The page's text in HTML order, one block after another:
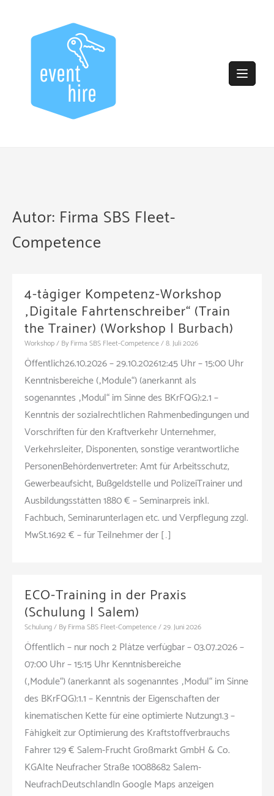
Autor: Firma SBS Fleet-
Competence
4-tägiger Kompetenz-Workshop
„Digitale Fahrtenschreiber“ (Train
the Trainer) (Workshop | Burbach)
Workshop/ By Firma SBS Fleet-Competence/8. Juli 2026
Öffentlich26.10.2026 – 29.10.202612:45 Uhr – 15:00 Uhr
Kenntnisbereiche („Module“) (anerkannt als
sogenanntes „Modul“ im Sinne des BKrFQG):2.1 –
Kenntnis der sozialrechtlichen Rahmenbedingungen und
Vorschriften für den Kraftverkehr Unternehmer,
Verkehrsleiter, Disponenten, sonstige verantwortliche
PersonenBehördenvertreter: Amt für Arbeitsschutz,
Gewerbeaufsicht, Bußgeldstelle und PolizeiTrainer und
Ausbildungsstätten 1880 € – Seminarpreis inkl.
Fachbuch, Seminarunterlagen etc. und Verpflegung zzgl.
MwSt.1692 € – für Teilnehmer der […]
ECO-Training in der Praxis
(Schulung | Salem)
Schulung/ By Firma SBS Fleet-Competence/29. Juni 2026
Öffentlich – nur noch 2 Plätze verfügbar – 03.07.2026 –
07:00 Uhr – 15:15 Uhr Kenntnisbereiche
(„Module“) (anerkannt als sogenanntes „Modul“ im Sinne
des BKrFQG):1.1 – Kenntnis der Eigenschaften der
kinematischen Kette für eine optimierte Nutzung1.3 –
Fähigkeit zur Optimierung des Kraftstoffverbrauchs
Fahrer 129 € Salem-Frucht Großmarkt GmbH & Co.
KGAlte Neufracher Straße 10088682 Salem-
NeufrachDeutschlandIn Google Maps anzeigen